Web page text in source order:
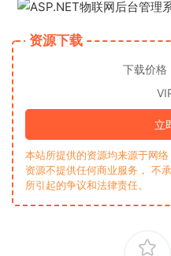
资源下载
下载价格
立
本站所提供的资源均来源于网
资源不提供任何商业服务， 不
所引起的争议和法律责任。